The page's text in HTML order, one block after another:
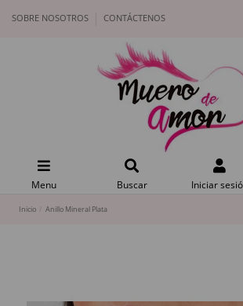
SOBRE NOSOTROS CONTÁCTENOS
Menu Buscar Iniciar
Inicio Anillo Mineral Plata